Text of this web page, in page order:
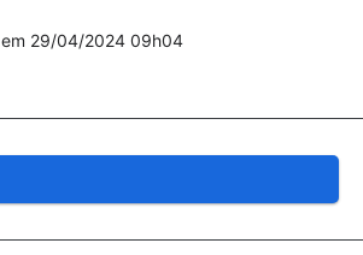
29/04/2024 09h04